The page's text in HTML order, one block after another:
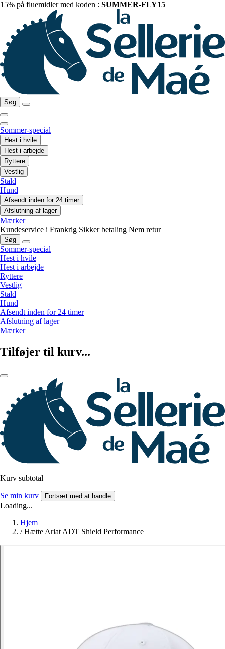
15% på fluemidler med koden : SUMMER-FLY15
Søg
Sommer-special
Hest i hvile
Hest i arbejde
Ryttere
Vestlig
Stald
Hund
Afsendt inden for 24 timer
Afslutning af lager
Mærker
Kundeservice i Frankrig Sikker betaling Nem retur
Søg
Sommer-special
Hest i hvile
Hest i arbejde
Ryttere
Vestlig
Stald
Hund
Afsendt inden for 24 timer
Afslutning af lager
Mærker
Tilføjer til kurv...
Kurv subtotal
Se min kurv Fortsæt med at handle
Loading...
Hjem
/ Hætte Ariat ADT Shield Performance